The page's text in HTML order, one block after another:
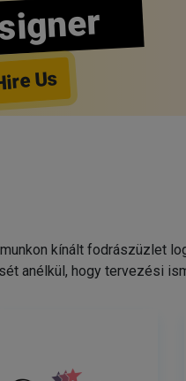
Us
kínált fodrászüzlet
anélkül, hogy tervezési